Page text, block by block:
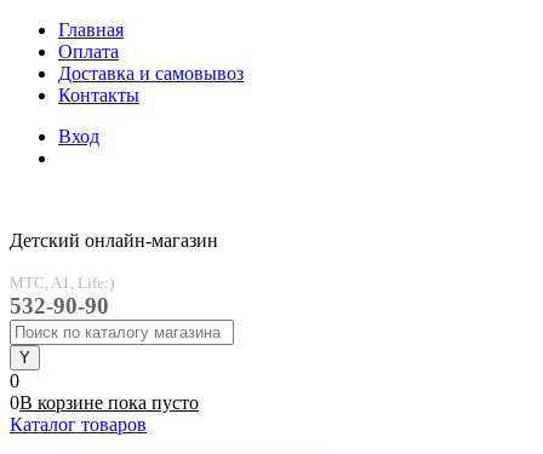
Главная
Оплата
Доставка и самовывоз
Контакты
Вход
Детский онлайн-магазин
MTC, A1, Life:)
532-90-90
0
0В корзине пока пусто
Каталог товаров